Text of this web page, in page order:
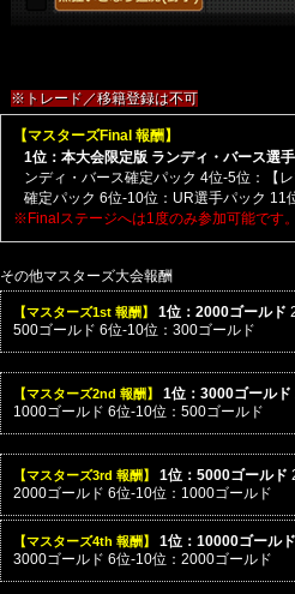
※トレード／移籍登録は不可
【マスターズFinal 報酬】
1位：本大会限定版 ランディ・バース選手
ンディ・バース確定パック 4位-5位：【
確定パック 6位-10位：UR選手パック 11
※Finalステージへは1度のみ参加可能です。
その他マスターズ大会報酬
【マスターズ1st 報酬】 1位：2000ゴールド
500ゴールド 6位-10位：300ゴールド
【マスターズ2nd 報酬】 1位：3000ゴールド
1000ゴールド 6位-10位：500ゴールド
【マスターズ3rd 報酬】 1位：5000ゴールド
2000ゴールド 6位-10位：1000ゴールド
【マスターズ4th 報酬】 1位：10000ゴールド
3000ゴールド 6位-10位：2000ゴールド